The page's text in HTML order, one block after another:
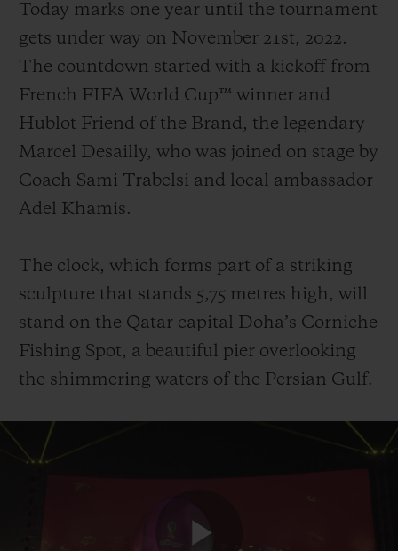
Today marks one year until the tournament
gets under way on November 21st, 2022.
The countdown started with a kickoff from
French FIFA World Cup™ winner and
Hublot Friend of the Brand, the legendary
Marcel Desailly, who was joined on stage by
Coach Sami Trabelsi and local ambassador
Adel Khamis.
The clock, which forms part of a striking
sculpture that stands 5,75 metres high, will
stand on the Qatar capital Doha’s Corniche
Fishing Spot, a beautiful pier overlooking
the shimmering waters of the Persian Gulf.
연락처